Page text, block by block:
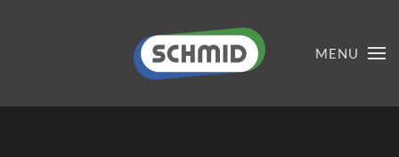
MENU